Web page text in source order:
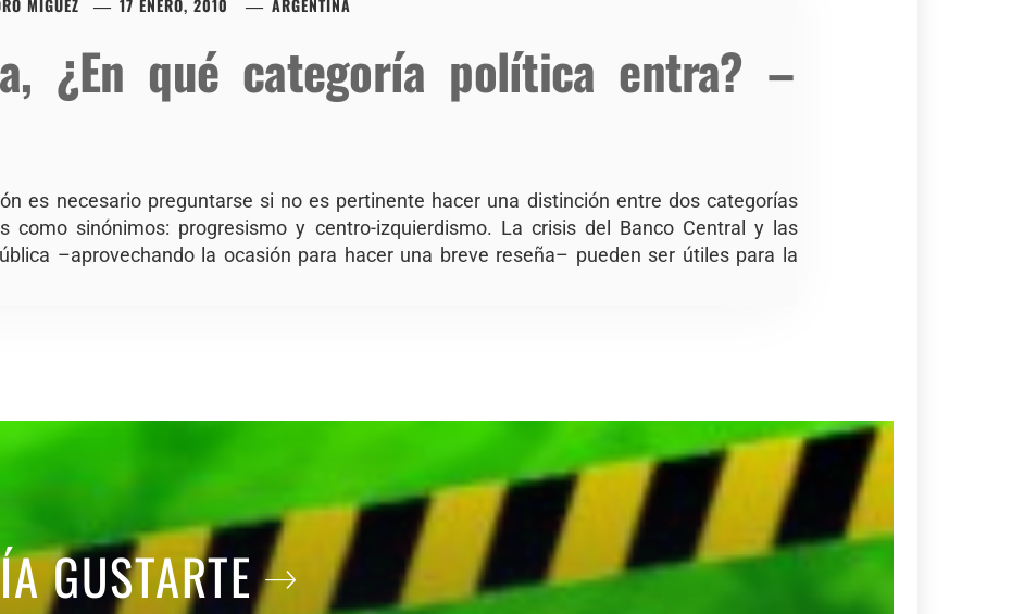
MIGUEZ 17 ENERO, 2010 ARGENTINA
¿En qué categoría política entra? –
es necesario preguntarse si no es pertinente hacer una distinción entre dos categorías
como sinónimos: progresismo y centro-izquierdismo. La crisis del Banco Central y las
–aprovechando la ocasión para hacer una breve reseña– pueden ser útiles para la
GUSTARTE